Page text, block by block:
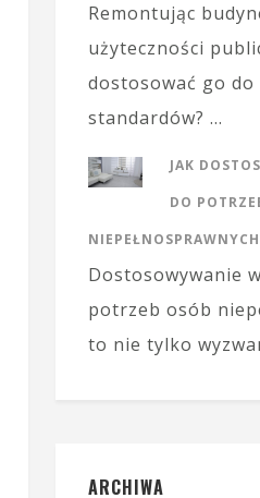
Remontując
użyteczności
dostosować go do
standardów? …
JAK
DO
Dostosowywanie
potrzeb osób
to nie tylko
ARCHIWA